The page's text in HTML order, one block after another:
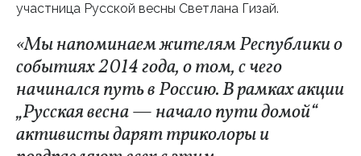
участница Русской весны Светлана Гизай.
«Мы напоминаем жителям Республики о
событиях 2014 года, о том, с чего
начинался путь в Россию. В рамках акции
„Русская весна — начало пути домой“
активисты дарят триколоры и